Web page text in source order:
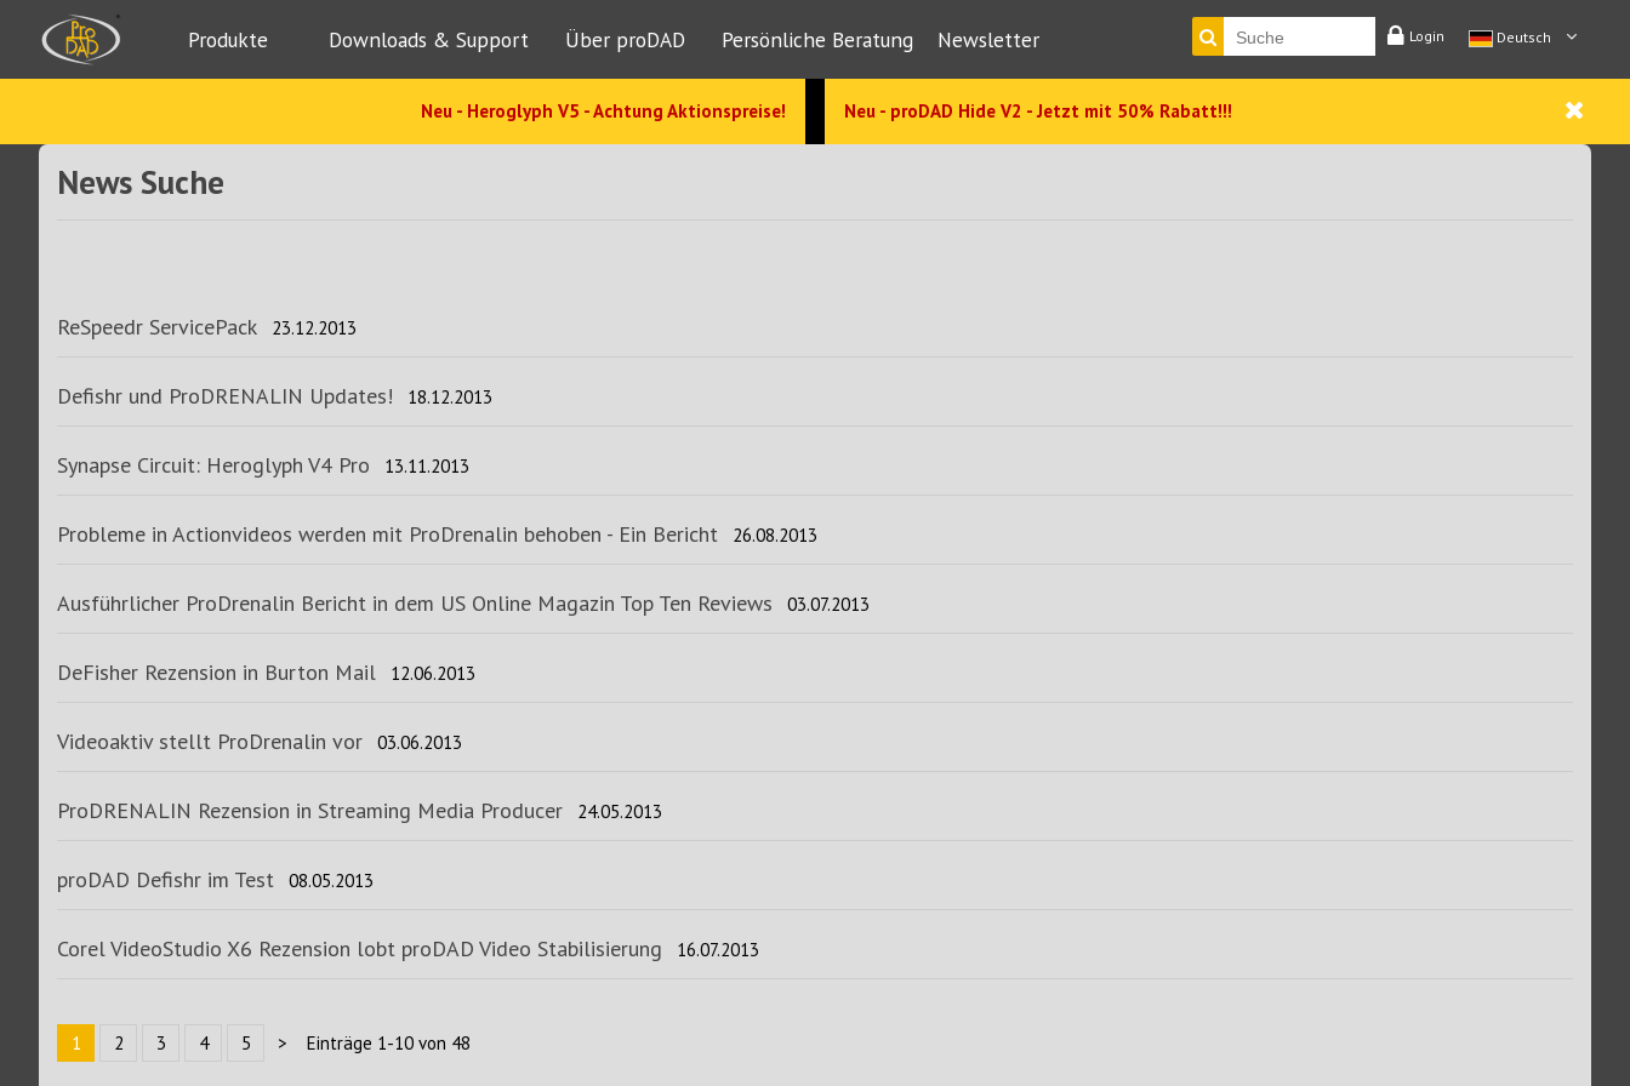
Login Deutsch
Produkte Downloads & Support Über proDAD Persönliche Beratung Newsletter
Neu - Heroglyph V5 - Achtung Aktionspreise! Neu - proDAD Hide V2 - Jetzt mit 50% Rabatt!!!
News Suche
ReSpeedr ServicePack 23.12.2013
Defishr und ProDRENALIN Updates! 18.12.2013
Synapse Circuit: Heroglyph V4 Pro 13.11.2013
Probleme in Actionvideos werden mit ProDrenalin behoben - Ein Bericht 26.08.2013
Ausführlicher ProDrenalin Bericht in dem US Online Magazin Top Ten Reviews 03.07.2013
DeFisher Rezension in Burton Mail 12.06.2013
Videoaktiv stellt ProDrenalin vor 03.06.2013
ProDRENALIN Rezension in Streaming Media Producer 24.05.2013
proDAD Defishr im Test 08.05.2013
Corel VideoStudio X6 Rezension lobt proDAD Video Stabilisierung 16.07.2013
1 2 3 4 5 > Einträge 1-10 von 48